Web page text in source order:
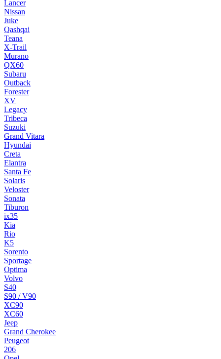
Lancer
Nissan
Juke
Qashqai
Teana
X-Trail
Murano
QX60
Subaru
Outback
Forester
XV
Legacy
Tribeca
Suzuki
Grand Vitara
Hyundai
Creta
Elantra
Santa Fe
Solaris
Veloster
Sonata
Tiburon
ix35
Kia
Rio
K5
Sorento
Sportage
Optima
Volvo
S40
S90 / V90
XC90
XC60
Jeep
Grand Cherokee
Peugeot
206